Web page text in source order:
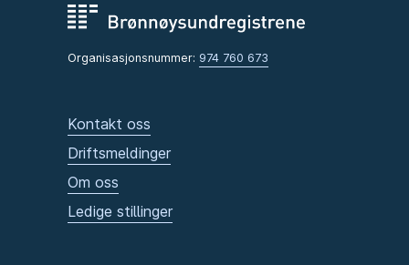
Organisasjonsnummer: 974 760 673
Kontakt oss
Driftsmeldinger
Om oss
Ledige stillinger